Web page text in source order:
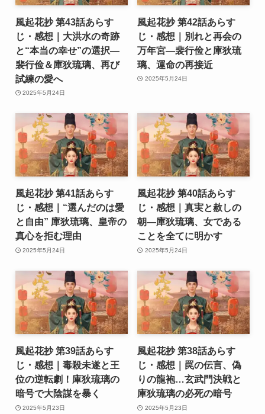
風起花抄 第43話あらす
じ・感想｜大洪水の奇跡
と“本当の幸せ”の選択―
裴行俭＆庫狄琉璃、再び
試練の愛へ
2025年5月24日
風起花抄 第42話あらす
じ・感想｜別れと再会の
万年宮―裴行俭と庫狄琉
璃、運命の再接近
2025年5月24日
風起花抄 第41話あらす
じ・感想｜“選んだのは愛
と自由” 庫狄琉璃、皇帝の
真心を拒む理由
2025年5月24日
風起花抄 第40話あらす
じ・感想｜真実と赦しの
朝―庫狄琉璃、女である
ことを全てに明かす
2025年5月24日
風起花抄 第39話あらす
じ・感想｜毒殺未遂と王
位の逆転劇！庫狄琉璃の
暗号で大陰謀を暴く
2025年5月23日
風起花抄 第38話あらす
じ・感想｜罠の伝言、偽
りの龍袍…玄武門決戦と
庫狄琉璃の必死の暗号
2025年5月23日